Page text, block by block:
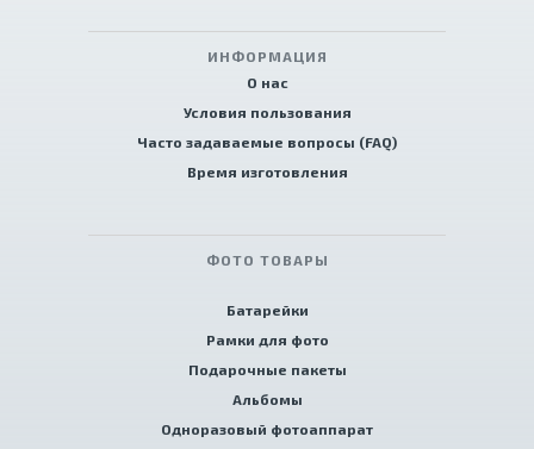
ИНФОРМАЦИЯ
О нас
Условия пользования
Часто задаваемые вопросы (FAQ)
Время изготовления
ФОТО ТОВАРЫ
Батарейки
Рамки для фото
Подарочные пакеты
Альбомы
Одноразовый фотоаппарат